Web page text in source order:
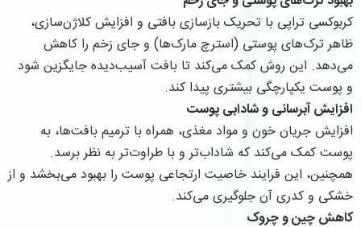
کربوکسی تراپی با تحریک بازسازی بافتی و افزایش کلاژن‌سازی،
ظاهر ترک‌های پوستی (استرچ مارک‌ها) و جای زخم را کاهش
می‌دهد. این روش کمک می‌کند تا بافت آسیب‌دیده جایگزین شود
و پوست یکپارچگی بیشتری پیدا کند.
افزایش آبرسانی و شادابی پوست
افزایش جریان خون و مواد مغذی، همراه با ترمیم بافت‌ها، به
پوست کمک می‌کند که شاداب‌تر و با طراوت‌تر به نظر برسد.
همچنین، این فرایند خاصیت ارتجاعی پوست را بهبود می‌بخشد و از
خشکی و کدری آن جلوگیری می‌کند.
کاهش چین و چروک